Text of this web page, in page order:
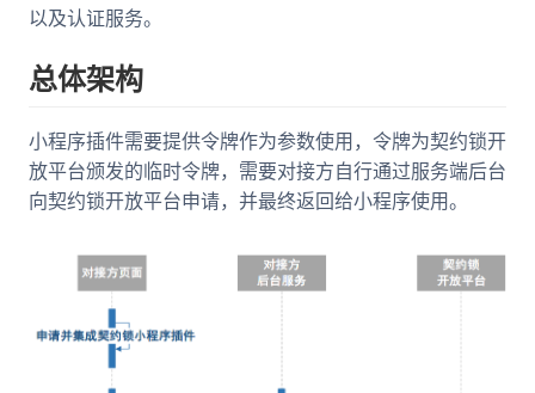
以及认证服务。
总体架构
小程序插件需要提供令牌作为参数使用，令牌为契约锁开
放平台颁发的临时令牌，需要对接方自行通过服务端后台
向契约锁开放平台申请，并最终返回给小程序使用。